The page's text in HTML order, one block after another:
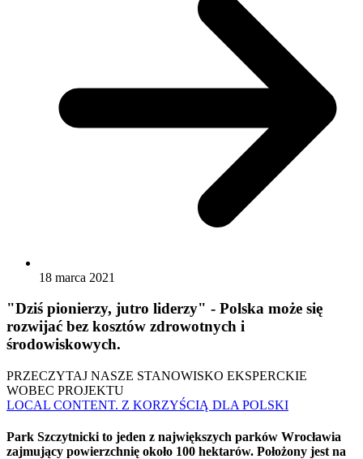
18 marca 2021
"Dziś pionierzy, jutro liderzy" - Polska może się
rozwijać bez kosztów zdrowotnych i
środowiskowych.
PRZECZYTAJ NASZE STANOWISKO EKSPERCKIE
WOBEC PROJEKTU
LOCAL CONTENT. Z KORZYŚCIĄ DLA POLSKI
Park Szczytnicki to jeden z największych parków Wrocławia
zajmujący powierzchnię około 100 hektarów. Położony jest na